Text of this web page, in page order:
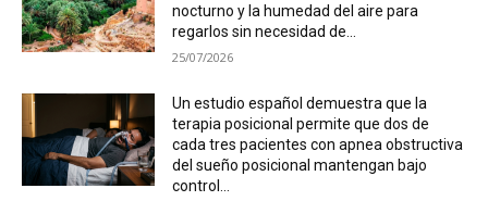
nocturno y la humedad del aire para
regarlos sin necesidad de...
25/07/2026
Un estudio español demuestra que la
terapia posicional permite que dos de
cada tres pacientes con apnea obstructiva
del sueño posicional mantengan bajo
control...